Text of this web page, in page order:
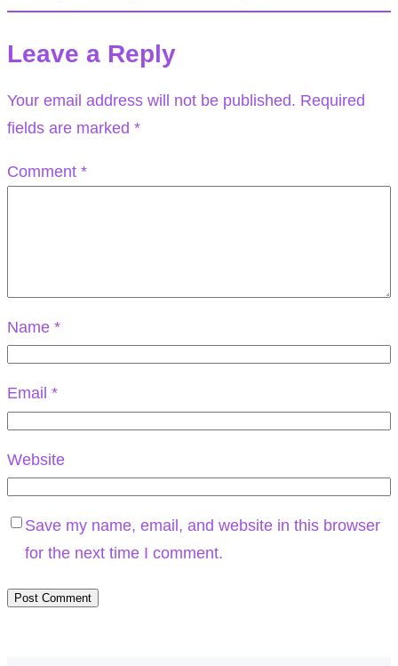
Leave a Reply
Your email address will not be published. Required
fields are marked *
Comment *
Name *
Email *
Website
Save my name, email, and website in this browser
for the next time I comment.